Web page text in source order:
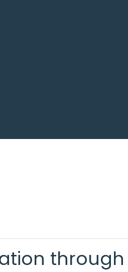
through